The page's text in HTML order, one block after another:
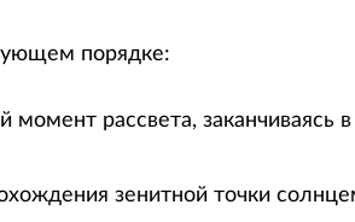
порядке:
рассвета, заканчиваясь
зенитной точки